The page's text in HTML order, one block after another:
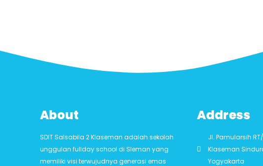
About
SDIT Salsabila 2 Klaseman adalah sekolah
unggulan fullday school di Sleman yang
memiliki visi terwujudnya generasi emas
Address
Jl. Pamularsih
Klaseman
Yogyakarta